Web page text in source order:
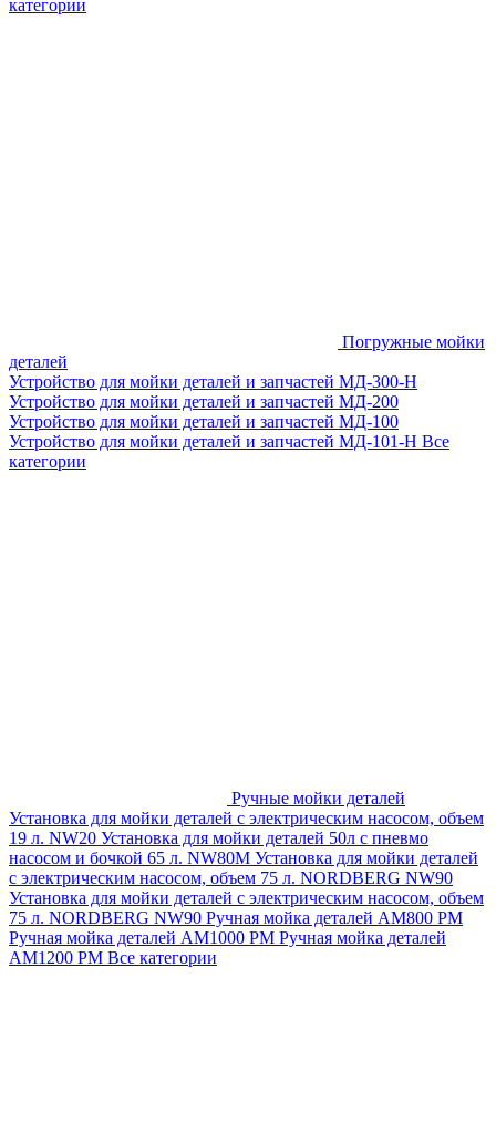
категории
Погружные мойки
деталей
Устройство для мойки деталей и запчастей МД-300-H
Устройство для мойки деталей и запчастей МД-200
Устройство для мойки деталей и запчастей МД-100
Устройство для мойки деталей и запчастей МД-101-Н Все
категории
Ручные мойки деталей
Установка для мойки деталей с электрическим насосом, объем
19 л. NW20 Установка для мойки деталей 50л с пневмо
насосом и бочкой 65 л. NW80M Установка для мойки деталей
с электрическим насосом, объем 75 л. NORDBERG NW90
Установка для мойки деталей с электрическим насосом, объем
75 л. NORDBERG NW90 Ручная мойка деталей АМ800 РМ
Ручная мойка деталей АМ1000 РМ Ручная мойка деталей
АМ1200 РМ Все категории